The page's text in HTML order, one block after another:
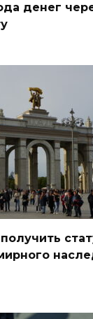
денег